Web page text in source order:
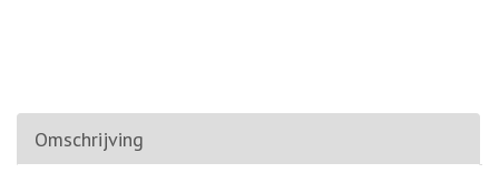
Omschrijving